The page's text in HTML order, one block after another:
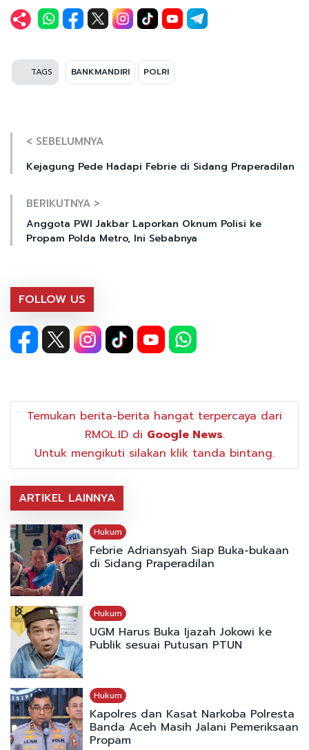
TAGS BANKMANDIRI POLRI
< SEBELUMNYA
Kejagung Pede Hadapi Febrie di Sidang Praperadilan
BERIKUTNYA >
Anggota PWI Jakbar Laporkan Oknum Polisi ke
Propam Polda Metro, Ini Sebabnya
FOLLOW US
Temukan berita-berita hangat terpercaya dari
RMOL.ID di Google News.
Untuk mengikuti silakan klik tanda bintang.
ARTIKEL LAINNYA
Hukum
Febrie Adriansyah Siap Buka-bukaan
di Sidang Praperadilan
Hukum
UGM Harus Buka Ijazah Jokowi ke
Publik sesuai Putusan PTUN
Hukum
Kapolres dan Kasat Narkoba Polresta
Banda Aceh Masih Jalani Pemeriksaan
Propam